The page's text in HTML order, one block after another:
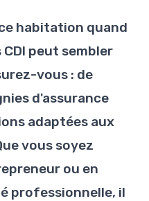
habitation quand
peut sembler
vous : de
d'assurance
adaptées aux
vous soyez
ou en
professionnelle, il